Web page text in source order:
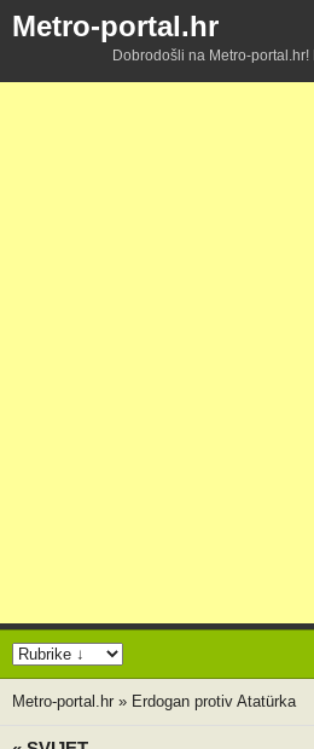
Metro-portal.hr
Dobrodošli na Metro-portal.hr!
Metro-portal.hr » Erdogan protiv Atatürka